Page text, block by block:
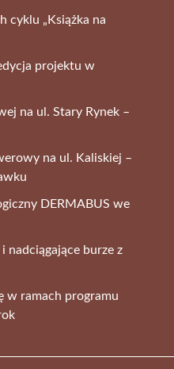
cyklu „Książka na
projektu w
na ul. Stary Rynek –
na ul. Kaliskiej –
DERMABUS we
nadciągające burze z
w ramach programu